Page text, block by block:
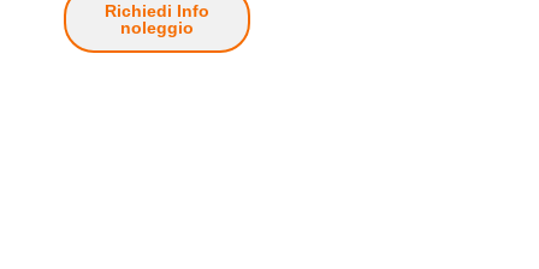
Richiedi Info
noleggio